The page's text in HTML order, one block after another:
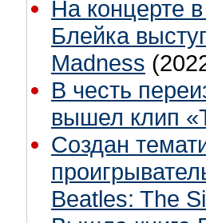
На концерте
Блейка
Madness
В честь
вышел клип
Создан
Beatles: The